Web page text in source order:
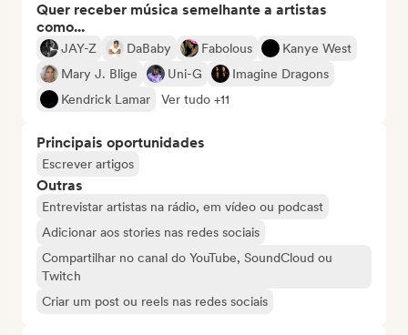
Quer receber música semelhante a artistas
como...
JAY-Z DaBaby Fabolous
Kanye West
Mary J. Blige
Uni-G
Imagine Dragons
Kendrick Lamar
Ver tudo +11
Principais oportunidades
Escrever artigos
Outras
Entrevistar artistas na rádio, em vídeo ou podcast
Adicionar aos stories nas redes sociais
Compartilhar no canal do YouTube, SoundCloud ou
Twitch
Criar um post ou reels nas redes sociais